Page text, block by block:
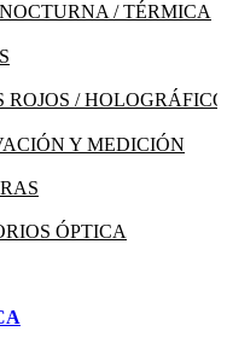
/ TÉRMICA
ROJOS /
Y MEDICIÓN
ÓPTICA